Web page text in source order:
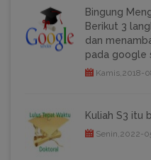
Bingung
Berikut 3
dan
pada google
Kamis,2018-
Kuliah S3 itu
Senin,2022-